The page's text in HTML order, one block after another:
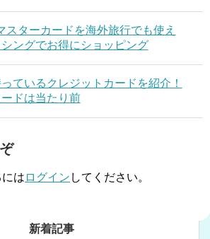
スターカードを海外旅行でも使え
ングでお得にショッピング
ているクレジットカードを紹介！
ドは当たり前
は ログイン してください。
新着記事